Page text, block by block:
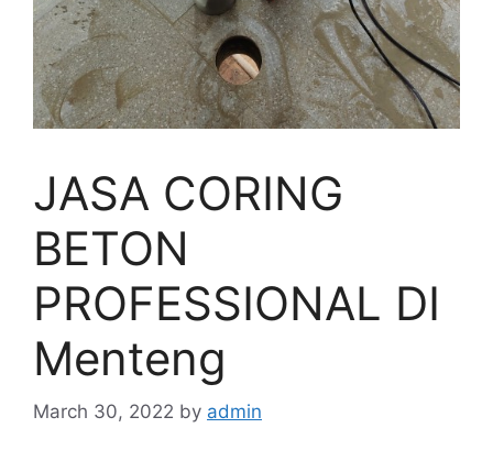
JASA CORING
BETON
PROFESSIONAL DI
Menteng
March 30, 2022 by admin